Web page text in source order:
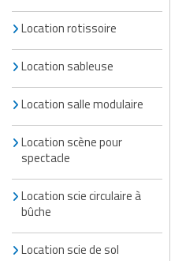
Location rotissoire
Location sableuse
Location salle modulaire
Location scène pour
spectacle
Location scie circulaire à
bûche
Location scie de sol